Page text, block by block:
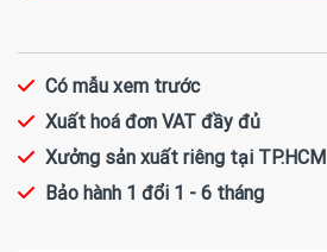
Có mẫu xem trước
Xuất hoá đơn VAT đầy đủ
Xưởng sản xuất riêng tại TP.HCM
Bảo hành 1 đổi 1 - 6 tháng